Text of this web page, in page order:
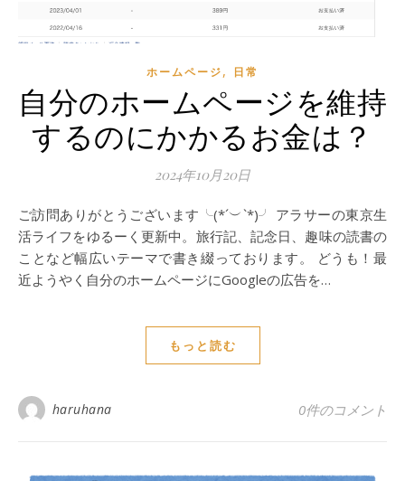
ホームページ, 日常
自分のホームページを維持
するのにかかるお金は？
2024年10月20日
ご訪問ありがとうございます╰(*´︶`*)╯ アラサーの東京生
活ライフをゆるーく更新中。旅行記、記念日、趣味の読書の
ことなど幅広いテーマで書き綴っております。 どうも！最
近ようやく自分のホームページにGoogleの広告を…
もっと読む
haruhana 0件のコメント